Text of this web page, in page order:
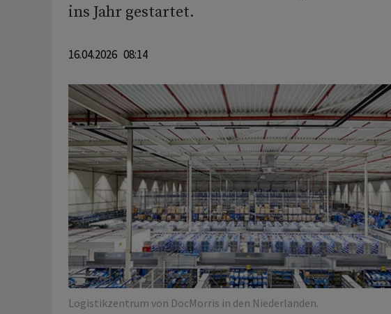
ins Jahr gestartet. ⁠
16.04.2026 08:14
Logistikzentrum von DocMorris in den Niederlanden.